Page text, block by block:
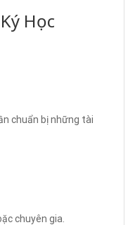
Học
chuẩn bị những tài
chuyên gia.